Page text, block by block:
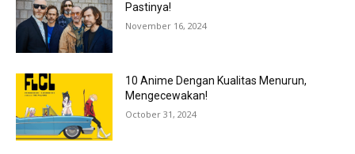
Pastinya!
November 16, 2024
10 Anime Dengan Kualitas Menurun,
Mengecewakan!
October 31, 2024